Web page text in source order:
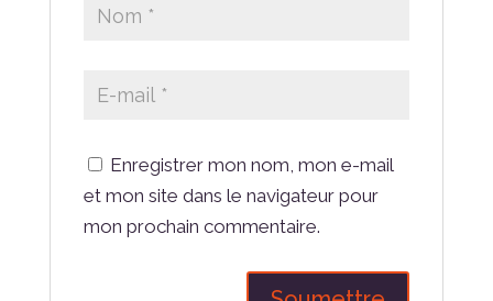
Enregistrer mon nom, mon e-mail
et mon site dans le navigateur pour
mon prochain commentaire.